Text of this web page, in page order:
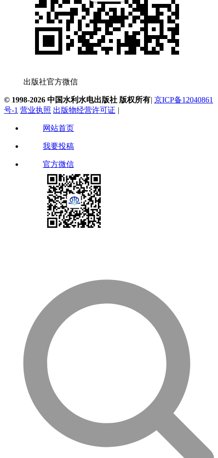
出版社官方微信
© 1998-2026 中国水利水电出版社 版权所有| 京ICP备12040861
号-1 营业执照 出版物经营许可证 |
网站首页
我要投稿
官方微信